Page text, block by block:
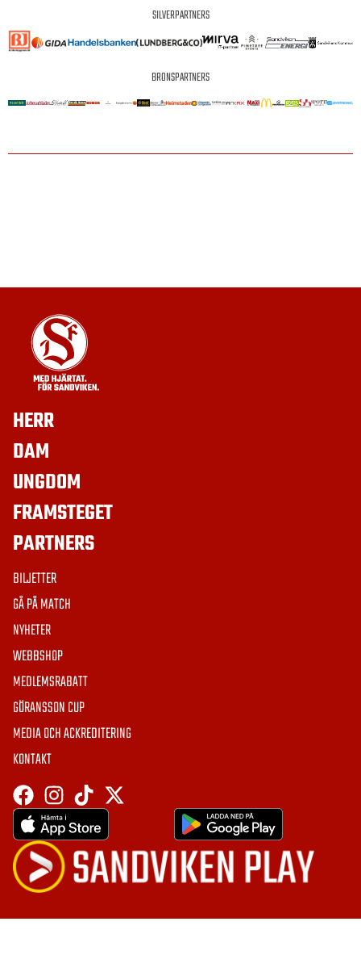
SILVERPARTNERS
BRONSPARTNERS
HERR
DAM
UNGDOM
FRAMSTEGET
PARTNERS
BILJETTER
GÅ PÅ MATCH
NYHETER
WEBBSHOP
MEDLEMSRABATT
GÖRANSSON CUP
MEDIA OCH ACKREDITERING
KONTAKT
HÄMTA APPEN